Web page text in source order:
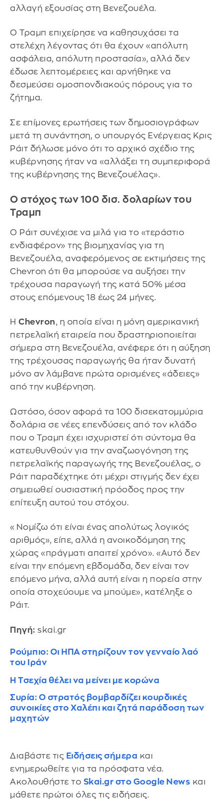
αλλαγή εξουσίας στη Βενεζουέλα.
Ο Τραμπ επιχείρησε να καθησυχάσει τα
στελέχη λέγοντας ότι θα έχουν «απόλυτη
ασφάλεια, απόλυτη προστασία», αλλά δεν
έδωσε λεπτομέρειες και αρνήθηκε να
δεσμεύσει ομοσπονδιακούς πόρους για το
ζήτημα.
Σε επίμονες ερωτήσεις των δημοσιογράφων
μετά τη συνάντηση, ο υπουργός Ενέργειας Κρις
Ράιτ δήλωσε μόνο ότι το αρχικό σχέδιο της
κυβέρνησης ήταν να «αλλάξει τη συμπεριφορά
της κυβέρνησης της Βενεζουέλας».
Ο στόχος των 100 δισ. δολαρίων του
Τραμπ
Ο Ράιτ συνέχισε να μιλά για το «τεράστιο
ενδιαφέρον» της βιομηχανίας για τη
Βενεζουέλα, αναφερόμενος σε εκτιμήσεις της
Chevron ότι θα μπορούσε να αυξήσει την
τρέχουσα παραγωγή της κατά 50% μέσα
στους επόμενους 18 έως 24 μήνες.
Η Chevron, η οποία είναι η μόνη αμερικανική
πετρελαϊκή εταιρεία που δραστηριοποιείται
σήμερα στη Βενεζουέλα, ανέφερε ότι η αύξηση
της τρέχουσας παραγωγής θα ήταν δυνατή
μόνο αν λάμβανε πρώτα ορισμένες «άδειες»
από την κυβέρνηση.
Ωστόσο, όσον αφορά τα 100 δισεκατομμύρια
δολάρια σε νέες επενδύσεις από τον κλάδο
που ο Τραμπ έχει ισχυριστεί ότι σύντομα θα
κατευθυνθούν για την αναζωογόνηση της
πετρελαϊκής παραγωγής της Βενεζουέλας, ο
Ράιτ παραδέχτηκε ότι μέχρι στιγμής δεν έχει
σημειωθεί ουσιαστική πρόοδος προς την
επίτευξη αυτού του στόχου.
«Νομίζω ότι είναι ένας απολύτως λογικός
αριθμός», είπε, αλλά η ανοικοδόμηση της
χώρας «πράγματι απαιτεί χρόνο». «Αυτό δεν
είναι την επόμενη εβδομάδα, δεν είναι τον
επόμενο μήνα, αλλά αυτή είναι η πορεία στην
οποία στοχεύουμε να μπούμε», κατέληξε ο
Ράιτ.
Πηγή: skai.gr
Ρούμπιο: Οι ΗΠΑ στηρίζουν τον γενναίο λαό
του Ιράν
Η Τσεχία θέλει να μείνει με κορώνα
Συρία: Ο στρατός βομβαρδίζει κουρδικές
συνοικίες στο Χαλέπι και ζητά παράδοση των
μαχητών
Διαβάστε τις Ειδήσεις σήμερα και
ενημερωθείτε για τα πρόσφατα νέα.
Ακολουθήστε το Skai.gr στο Google News και
μάθετε πρώτοι όλες τις ειδήσεις.